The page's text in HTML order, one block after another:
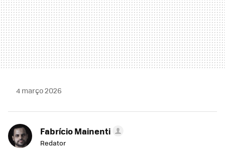
4 março 2026
Fabrício Mainenti
Redator